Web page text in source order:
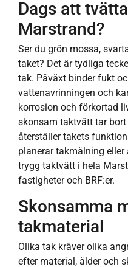
Dags att
Marstrand?
Ser du grön mossa,
taket? Det är tydliga
tak. Påväxt binder fukt
vattenavrinningen och
korrosion och förkortad
skonsam taktvätt tar
återställer takets
planerar takmålning eller
trygg taktvätt i hela
fastigheter och BRF:er.
Skonsamma
takmaterial
Olika tak kräver olika
efter material, ålder och